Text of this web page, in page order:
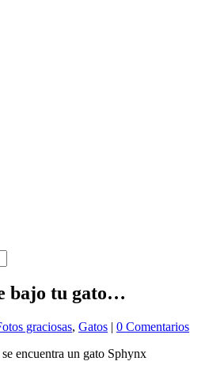
bajo tu gato…
graciosas, Gatos | 0 Comentarios